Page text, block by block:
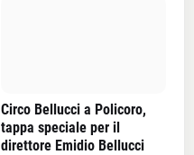
Circo Bellucci a Policoro,
tappa speciale per il
direttore Emidio Bellucci